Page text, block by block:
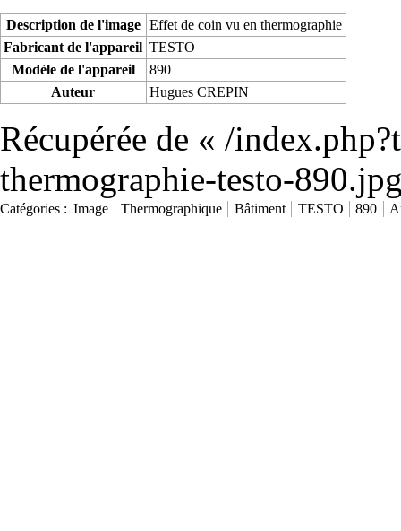
Description de l'image Effet de coin vu en thermographie
Fabricant de l'appareil TESTO
Modèle de l'appareil
890
Auteur
Hugues CREPIN
Récupérée de « /
thermographie-testo-
Catégories : Image Thermographique Bâtiment TESTO 890